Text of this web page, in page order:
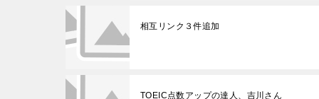
相互リンク３件追加
TOEIC点数アップの達人、吉川さん